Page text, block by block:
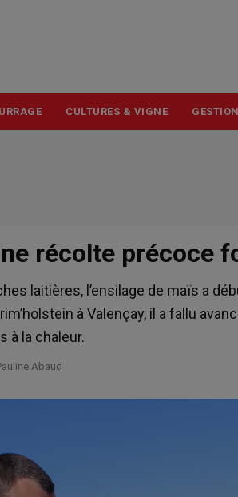
CULTURES & VIGNE
récolte précoce
laitières, l’ensilage de maïs a
à Valençay, il a fallu
à la chaleur.
Abaud